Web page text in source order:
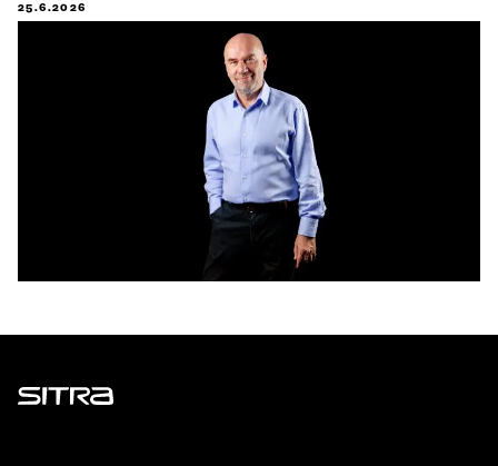
25.6.2026
Sitra